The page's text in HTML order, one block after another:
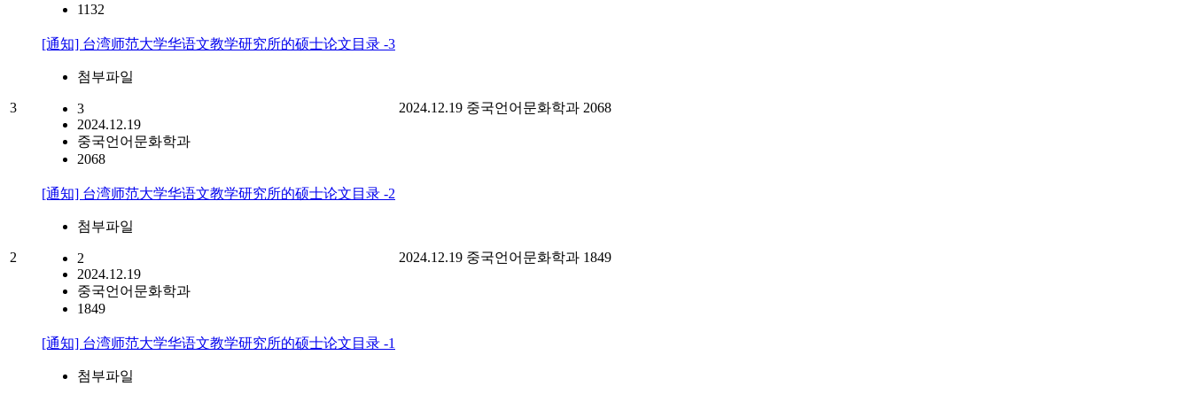
1132
3
[通知] 台湾师范大学华语文教学研究所的硕士论文目录 -3
첨부파일
3
2024.12.19
중국언어문화학과
2068
2024.12.19 중국언어문화학과 2068
2
[通知] 台湾师范大学华语文教学研究所的硕士论文目录 -2
첨부파일
2
2024.12.19
중국언어문화학과
1849
2024.12.19 중국언어문화학과 1849
[通知] 台湾师范大学华语文教学研究所的硕士论文目录 -1
첨부파일